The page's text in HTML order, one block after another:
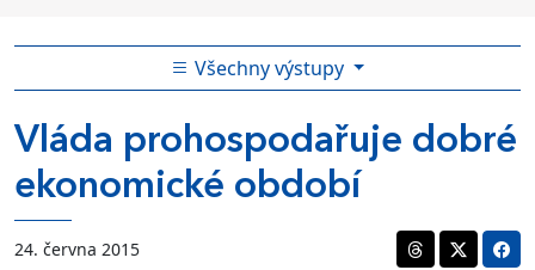
Všechny výstupy
Vláda prohospodařuje dobré
ekonomické období
24. června 2015